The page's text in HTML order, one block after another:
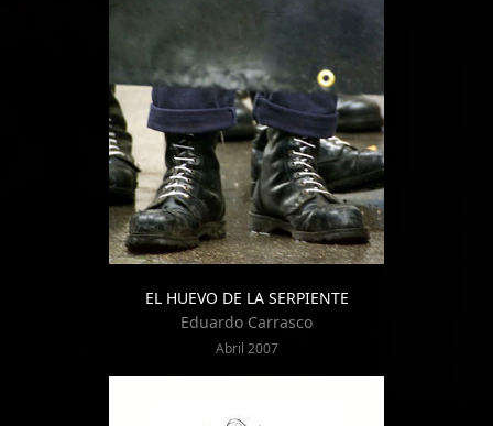
EL HUEVO DE LA SERPIENTE
Eduardo Carrasco
Abril 2007